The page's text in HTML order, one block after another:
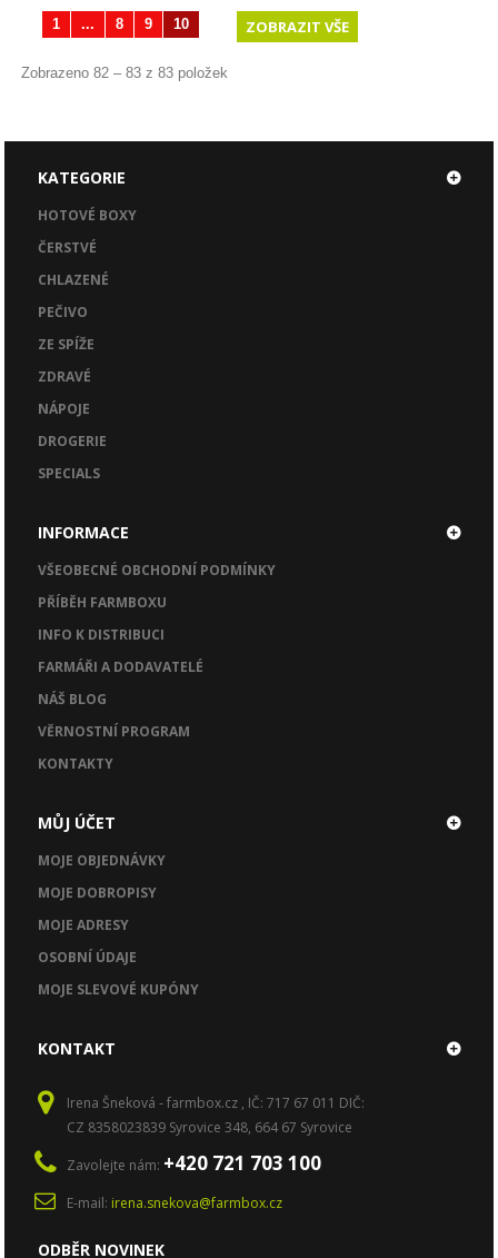
ZOBRAZIT VŠE
1 ... 8 9 10
Zobrazeno 82 – 83 z 83 položek
KATEGORIE
HOTOVÉ BOXY
ČERSTVÉ
CHLAZENÉ
PEČIVO
ZE SPÍŽE
ZDRAVÉ
NÁPOJE
DROGERIE
SPECIALS
INFORMACE
VŠEOBECNÉ OBCHODNÍ PODMÍNKY
PŘÍBĚH FARMBOXU
INFO K DISTRIBUCI
FARMÁŘI A DODAVATELÉ
NÁŠ BLOG
VĚRNOSTNÍ PROGRAM
KONTAKTY
MŮJ ÚČET
MOJE OBJEDNÁVKY
MOJE DOBROPISY
MOJE ADRESY
OSOBNÍ ÚDAJE
MOJE SLEVOVÉ KUPÓNY
KONTAKT
Irena Šneková - farmbox.cz , IČ: 717 67 011 DIČ:
CZ 8358023839 Syrovice 348, 664 67 Syrovice
Zavolejte nám: +420 721 703 100
E-mail: irena.snekova@farmbox.cz
ODBĚR NOVINEK